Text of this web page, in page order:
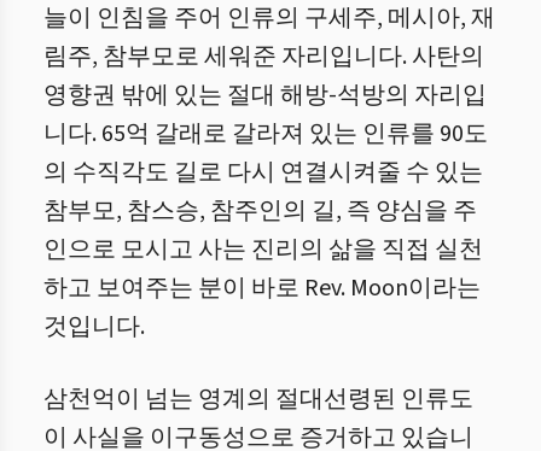
늘이 인침을 주어 인류의 구세주, 메시아, 재
림주, 참부모로 세워준 자리입니다. 사탄의
영향권 밖에 있는 절대 해방-석방의 자리입
니다. 65억 갈래로 갈라져 있는 인류를 90도
의 수직각도 길로 다시 연결시켜줄 수 있는
참부모, 참스승, 참주인의 길, 즉 양심을 주
인으로 모시고 사는 진리의 삶을 직접 실천
하고 보여주는 분이 바로 Rev. Moon이라는
것입니다.
삼천억이 넘는 영계의 절대선령된 인류도
이 사실을 이구동성으로 증거하고 있습니